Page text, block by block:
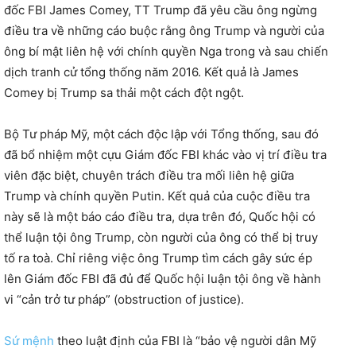
đốc FBI James Comey, TT Trump đã yêu cầu ông ngừng
điều tra về những cáo buộc rằng ông Trump và người của
ông bí mật liên hệ với chính quyền Nga trong và sau chiến
dịch tranh cử tổng thống năm 2016. Kết quả là James
Comey bị Trump sa thải một cách đột ngột.
Bộ Tư pháp Mỹ, một cách độc lập với Tổng thống, sau đó
đã bổ nhiệm một cựu Giám đốc FBI khác vào vị trí điều tra
viên đặc biệt, chuyên trách điều tra mối liên hệ giữa
Trump và chính quyền Putin. Kết quả của cuộc điều tra
này sẽ là một báo cáo điều tra, dựa trên đó, Quốc hội có
thể luận tội ông Trump, còn người của ông có thể bị truy
tố ra toà. Chỉ riêng việc ông Trump tìm cách gây sức ép
lên Giám đốc FBI đã đủ để Quốc hội luận tội ông về hành
vi “cản trở tư pháp” (obstruction of justice).
Sứ mệnh theo luật định của FBI là “bảo vệ người dân Mỹ